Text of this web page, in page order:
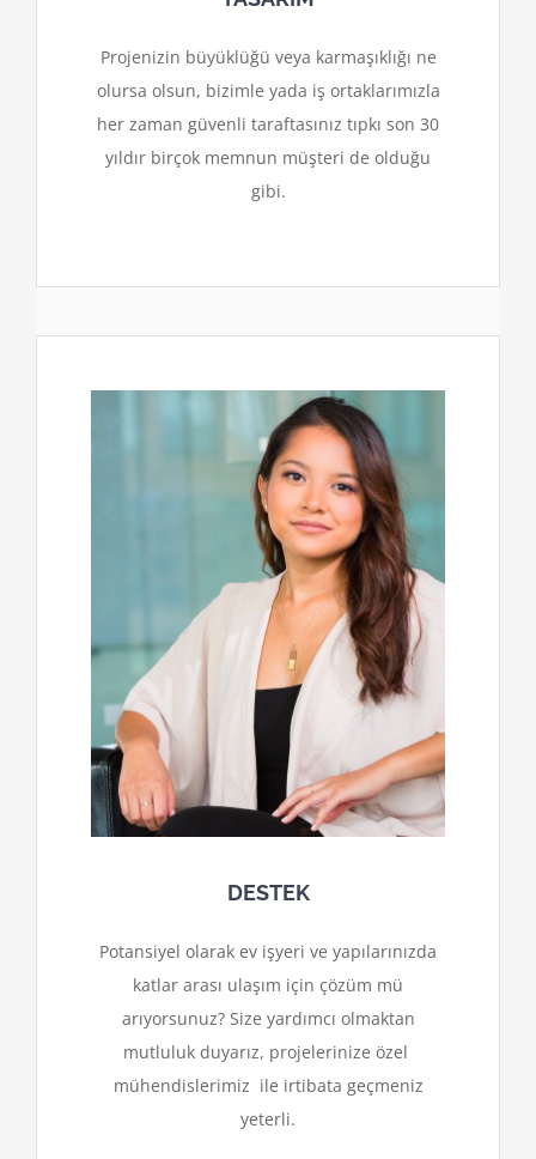
Projenizin büyüklüğü veya karmaşıklığı ne
olursa olsun, bizimle yada iş ortaklarımızla
her zaman güvenli taraftasınız tıpkı son 30
yıldır birçok memnun müşteri de olduğu
gibi.
DESTEK
Potansiyel olarak ev işyeri ve yapılarınızda
katlar arası ulaşım için çözüm mü
arıyorsunuz? Size yardımcı olmaktan
mutluluk duyarız, projelerinize özel
mühendislerimiz ile irtibata geçmeniz
yeterli.